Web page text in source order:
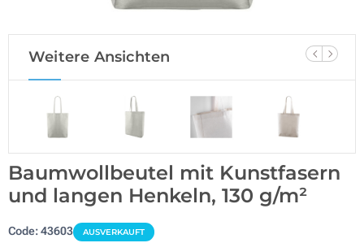
Weitere Ansichten
Baumwollbeutel mit Kunstfasern
und langen Henkeln, 130 g/m²
Code:43603 AUSVERKAUFT